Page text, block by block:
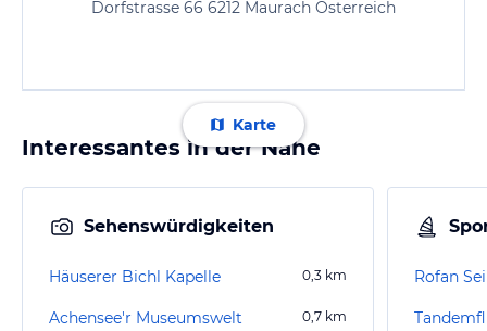
Dorfstrasse 66 6212 Maurach Österreich
Karte
Interessantes in der Nähe
Sehenswürdigkeiten
Häuserer Bichl Kapelle 0,3 km
Achensee'r Museumswelt 0,7 km
Rofan